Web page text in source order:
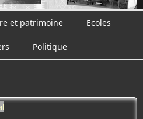
et patrimoine Ecoles
Politique